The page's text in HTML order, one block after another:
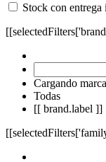
Stock con entrega
Cargando
Todas
[[ brand.label ]]